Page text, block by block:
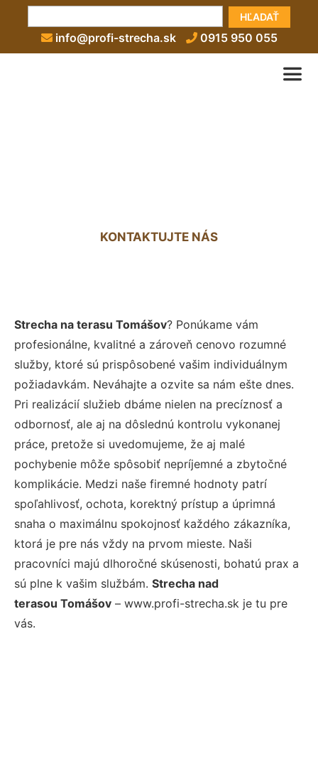
HĽADAŤ
info@profi-strecha.sk 0915 950 055
KONTAKTUJTE NÁS
Strecha na terasu Tomášov? Ponúkame vám
profesionálne, kvalitné a zároveň cenovo rozumné
služby, ktoré sú prispôsobené vašim individuálnym
požiadavkám. Neváhajte a ozvite sa nám ešte dnes.
Pri realizácií služieb dbáme nielen na precíznosť a
odbornosť, ale aj na dôslednú kontrolu vykonanej
práce, pretože si uvedomujeme, že aj malé
pochybenie môže spôsobiť nepríjemné a zbytočné
komplikácie. Medzi naše firemné hodnoty patrí
spoľahlivosť, ochota, korektný prístup a úprimná
snaha o maximálnu spokojnosť každého zákazníka,
ktorá je pre nás vždy na prvom mieste. Naši
pracovníci majú dlhoročné skúsenosti, bohatú prax a
sú plne k vašim službám. Strecha nad
terasou Tomášov – www.profi-strecha.sk je tu pre
vás.